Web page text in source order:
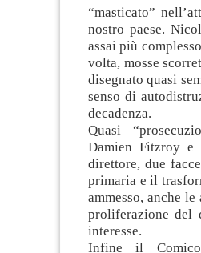
“masticato”
nostro paese.
assai più
volta, mosse
disegnato quasi
senso di
decadenza.
Quasi
Damien Fitzroy e
direttore, due
primaria e il
ammesso, anche
proliferazione del
interesse.
Infine il